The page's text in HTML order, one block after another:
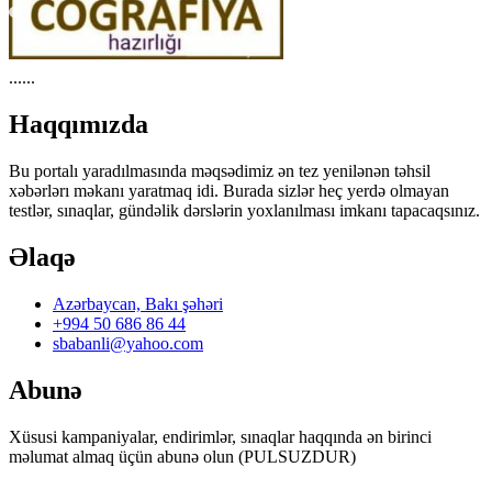
......
Haqqımızda
Bu portalı yaradılmasında məqsədimiz ən tez yenilənən təhsil
xəbərlərı məkanı yaratmaq idi. Burada sizlər heç yerdə olmayan
testlər, sınaqlar, gündəlik dərslərin yoxlanılması imkanı tapacaqsınız.
Əlaqə
Azərbaycan, Bakı şəhəri
+994 50 686 86 44
sbabanli@yahoo.com
Abunə
Xüsusi kampaniyalar, endirimlər, sınaqlar haqqında ən birinci
məlumat almaq üçün abunə olun (PULSUZDUR)